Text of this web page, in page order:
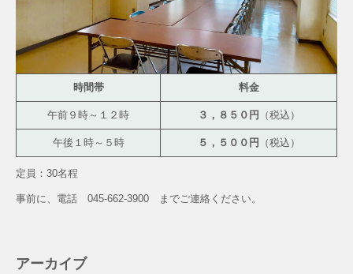
時間帯 料金
午前９時～１２時 ３，８５０円 （税込）
午後１時～５時 ５，５００円 （税込）
定員：30名程
事前に、電話 045-662-3900 までご連絡ください。
アーカイブ